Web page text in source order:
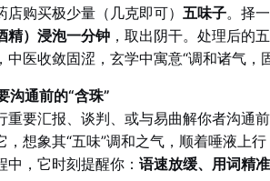
店购买极少量（几克即可） 五味子。择
精）浸泡一分钟 ，取出阴干。处理后的
中医收敛固涩，玄学中寓意“调和诸气，
沟通前的“含珠”
重要汇报、谈判、或与易曲解你者沟通
，想象其“五味”调和之气，顺着唾液上
中，它时刻提醒你： 语速放缓、用词精